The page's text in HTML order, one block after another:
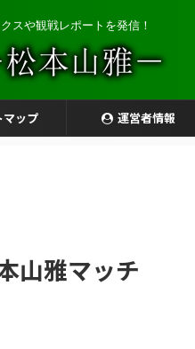
スや観戦レポートを発信！
ップ 運営者情報
山雅マッチ